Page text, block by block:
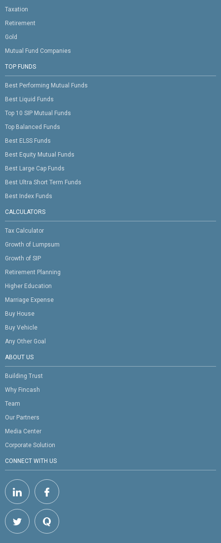
Taxation
Retirement
Gold
Mutual Fund Companies
TOP FUNDS
Best Performing Mutual Funds
Best Liquid Funds
Top 10 SIP Mutual Funds
Top Balanced Funds
Best ELSS Funds
Best Equity Mutual Funds
Best Large Cap Funds
Best Ultra Short Term Funds
Best Index Funds
CALCULATORS
Tax Calculator
Growth of Lumpsum
Growth of SIP
Retirement Planning
Higher Education
Marriage Expense
Buy House
Buy Vehicle
Any Other Goal
ABOUT US
Building Trust
Why Fincash
Team
Our Partners
Media Center
Corporate Solution
CONNECT WITH US